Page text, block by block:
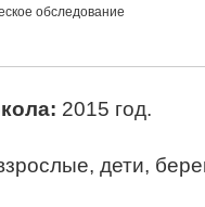
обследование
2015 год.
дети,